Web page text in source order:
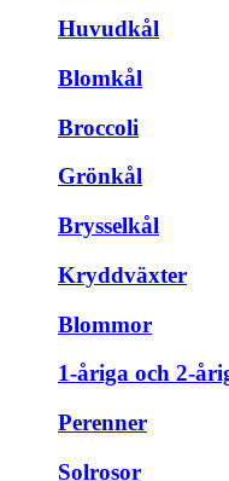
Huvudkål
Blomkål
Broccoli
Grönkål
Brysselkål
Kryddväxter
Blommor
1-åriga och 2-
Perenner
Solrosor